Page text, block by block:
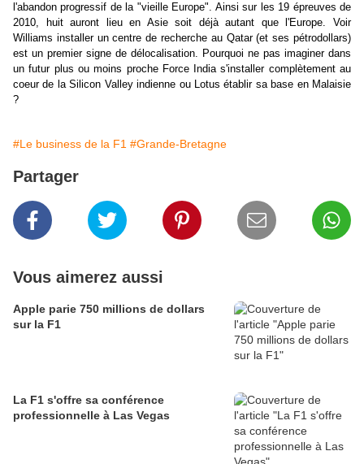
l'abandon progressif de la "vieille Europe". Ainsi sur les 19 épreuves de
2010, huit auront lieu en Asie soit déjà autant que l'Europe. Voir
Williams installer un centre de recherche au Qatar (et ses pétrodollars)
est un premier signe de délocalisation. Pourquoi ne pas imaginer dans
un futur plus ou moins proche Force India s'installer complètement au
coeur de la Silicon Valley indienne ou Lotus établir sa base en Malaisie
?
#Le business de la F1 #Grande-Bretagne
Partager
Vous aimerez aussi
Apple parie 750 millions de dollars
sur la F1
La F1 s'offre sa conférence
professionnelle à Las Vegas